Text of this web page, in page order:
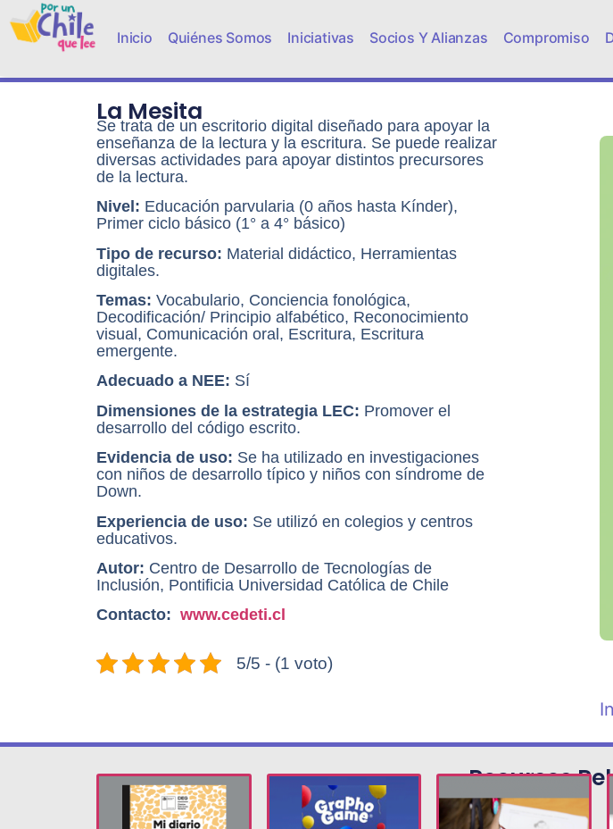
Inicio Quiénes Somos Iniciativas Socios Y Alianzas Compromiso
La Mesita
Se trata de un escritorio digital diseñado para apoyar la
enseñanza de la lectura y la escritura. Se puede realizar
diversas actividades para apoyar distintos precursores
de la lectura.
Nivel: Educación parvularia (0 años hasta Kínder),
Primer ciclo básico (1° a 4° básico)
Tipo de recurso: Material didáctico, Herramientas
digitales.
Temas: Vocabulario, Conciencia fonológica,
Decodificación/ Principio alfabético, Reconocimiento
visual, Comunicación oral, Escritura, Escritura
emergente.
Adecuado a NEE: Sí
Dimensiones de la estrategia LEC: Promover el
desarrollo del código escrito.
Evidencia de uso: Se ha utilizado en investigaciones
con niños de desarrollo típico y niños con síndrome de
Down.
Experiencia de uso: Se utilizó en colegios y centros
educativos.
Autor: Centro de Desarrollo de Tecnologías de
Inclusión, Pontificia Universidad Católica de Chile
Contacto: www.cedeti.cl
5/5 - (1 voto)
Recursos